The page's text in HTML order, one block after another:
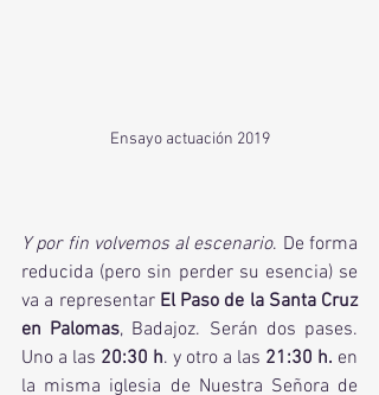
Ensayo actuación 2019
Y por fin volvemos al escenario. De forma
reducida (pero sin perder su esencia) se
va a representar El Paso de la Santa Cruz
en Palomas, Badajoz. Serán dos pases.
Uno a las 20:30 h. y otro a las 21:30 h. en
la misma iglesia de Nuestra Señora de